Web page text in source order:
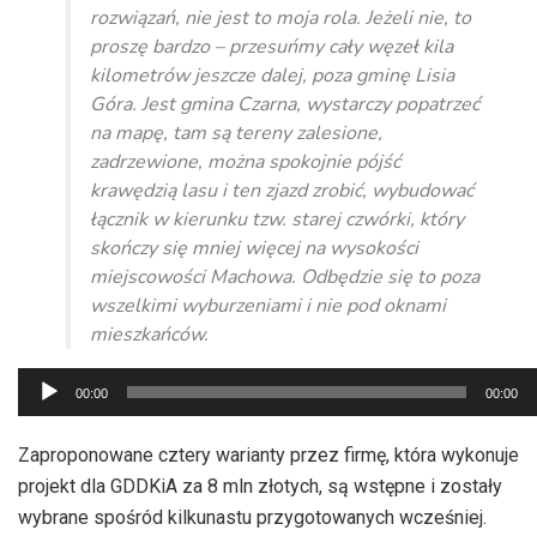
rozwiązań, nie jest to moja rola. Jeżeli nie, to
proszę bardzo – przesuńmy cały węzeł kila
kilometrów jeszcze dalej, poza gminę Lisia
Góra. Jest gmina Czarna, wystarczy popatrzeć
na mapę, tam są tereny zalesione,
zadrzewione, można spokojnie pójść
krawędzią lasu i ten zjazd zrobić, wybudować
łącznik w kierunku tzw. starej czwórki, który
skończy się mniej więcej na wysokości
miejscowości Machowa. Odbędzie się to poza
wszelkimi wyburzeniami i nie pod oknami
mieszkańców.
Odtwarzacz
plików
dźwiękowych
00:00 00:00
Zaproponowane cztery warianty przez firmę, która wykonuje
projekt dla GDDKiA za 8 mln złotych, są wstępne i zostały
wybrane spośród kilkunastu przygotowanych wcześniej.